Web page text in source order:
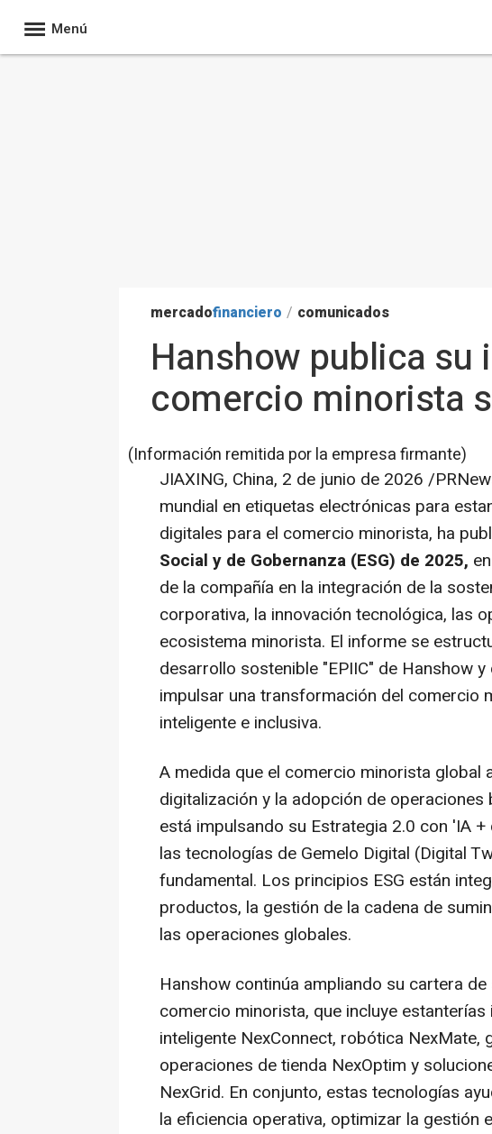
Menú
mercadofinanciero / comunicados
Hanshow publica su
comercio minorista
(Información remitida por la empresa firmante)
JIAXING, China, 2 de junio de 2026 /
mundial en etiquetas electrónicas para
digitales para el comercio minorista, ha
Social y de Gobernanza (ESG) de 2025,
de la compañía en la integración de la
corporativa, la innovación tecnológica, las
ecosistema minorista. El informe se
desarrollo sostenible "EPIIC" de Hanshow
impulsar una transformación del comercio
inteligente e inclusiva.
A medida que el comercio minorista global
digitalización y la adopción de
está impulsando su Estrategia 2.0 con 'IA
las tecnologías de Gemelo Digital (Digital
fundamental. Los principios ESG están
productos, la gestión de la cadena de
las operaciones globales.
Hanshow continúa ampliando su cartera
comercio minorista, que incluye
inteligente NexConnect, robótica NexMate,
operaciones de tienda NexOptim y
NexGrid. En conjunto, estas tecnologías
la eficiencia operativa, optimizar la gestión